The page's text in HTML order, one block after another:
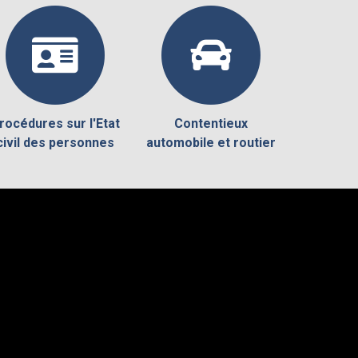
sur l'Etat
des personnes
Contentieux
automobile et routier